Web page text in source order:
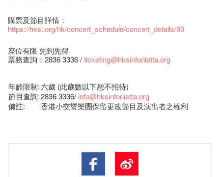
購票及節目詳情：
https://hksl.org/hk/concert_schedule/concert_details/93
座位有限 先到先得
票務查詢：2836 3336 /ticketing@hksinfonietta.org
年齡限制:六歲 (此歲數以下恕不招待)
節目查詢:2836 3336/ info@hksinfonietta.org
備註:
香港小交響樂團保留更改節目及演出者之權利